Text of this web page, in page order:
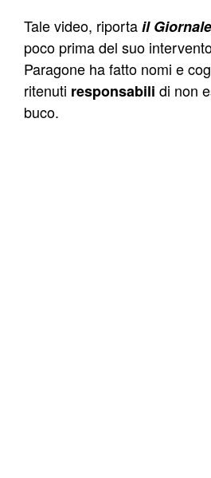
Tale video, riportail Giornale
poco prima del suo
Paragone ha fatto nomi e
ritenuti responsabili di non
buco.